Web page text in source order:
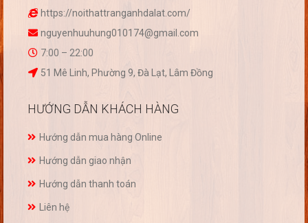
https://noithattranganhdalat.com/
nguyenhuuhung010174@gmail.com
7:00 – 22:00
51 Mê Linh, Phường 9, Đà Lạt, Lâm Đồng
HƯỚNG DẪN KHÁCH HÀNG
Hướng dẫn mua hàng Online
Hướng dẫn giao nhận
Hướng dẫn thanh toán
Liên hệ